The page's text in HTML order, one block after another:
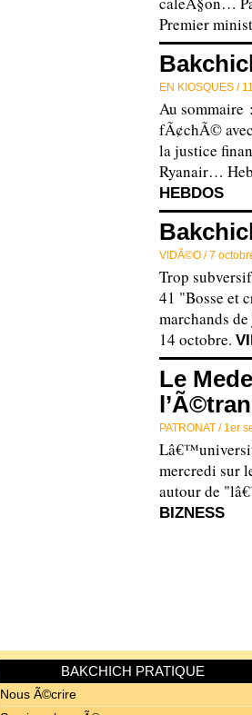
Premier
EN KIOSQUES /
Au sommaire
fÃ¢chÃ©
la justice
Ryanair…
HEBDOS
VIDÃ©O /7
Trop
41 "Bosse et
marchands
14 octobre.
Le
PATRONAT / 1er
mercredi sur
autour de
BIZNESS
BAKCHICH PRATIQUE
Nous Ã©crire